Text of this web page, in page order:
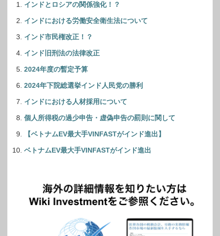
インドとロシアの関係強化！？
インドにおける労働安全衛生法について
インド市民権改正！？
インド旧刑法の法律改正
2024年度の暫定予算
2024年下院総選挙インド人民党の勝利
インドにおける人材採用について
個人所得税の過少申告・虚偽申告の罰則に関して
【ベトナムEV最大手VINFASTがインド進出】
ベトナムEV最大手VINFASTがインド進出